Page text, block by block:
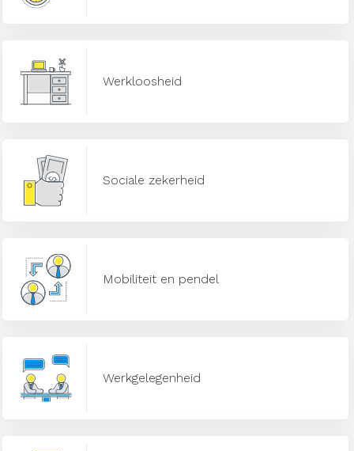
Werkloosheid
Sociale zekerheid
Mobiliteit en pendel
Werkgelegenheid